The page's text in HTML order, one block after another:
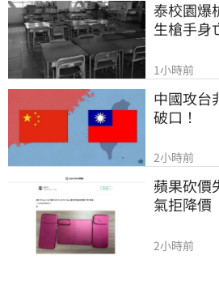
泰校園爆
生槍手身
1小時前
中國攻台
破口！
2小時前
蘋果砍價
氣拒降價
2小時前